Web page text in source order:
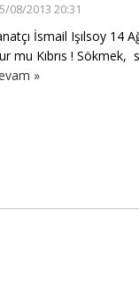
08/2013 20:31
İsmail Işılsoy 14
mu Kıbrıs ! Sökmek,
»